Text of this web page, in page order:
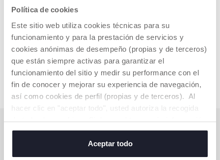
Política de cookies
Este sitio web utiliza cookies técnicas para su
funcionamiento y para la prestación de servicios y
cookies anónimas de desempeño (propias y de terceros)
que están siempre activas para garantizar el
funcionamiento del sitio y medir su performance con el
fin de conocer y mejorar su experiencia de navegación,
así como cookies de perfil (propias y de terceros). Al
hacer clic en "aceptar todo", usted autoriza la recogida
de todas las cookies. Si desea obtener más información
o cambiar o revocar el consentimiento de todas o
algunas cookies, haga clic en "mostrar detalles". Al
cerrar este banner, usted consiente en utilizar
Aceptar todo
€ 8,99
AÑADIR
Consigue 10€ de descuento para tu compra online